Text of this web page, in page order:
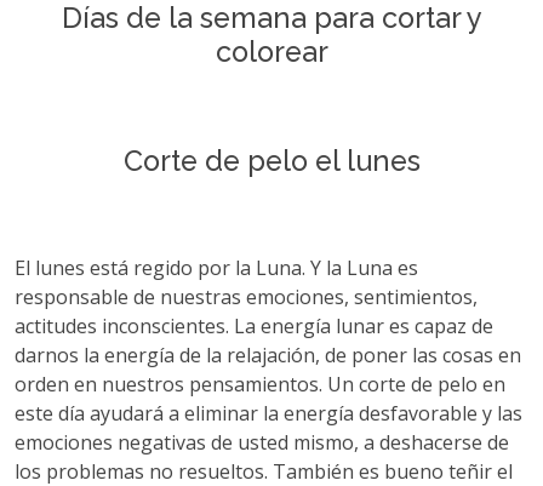
Días de la semana para cortar y
colorear
Сorte de pelo el lunes
El lunes está regido por la Luna. Y la Luna es
responsable de nuestras emociones, sentimientos,
actitudes inconscientes. La energía lunar es capaz de
darnos la energía de la relajación, de poner las cosas en
orden en nuestros pensamientos. Un corte de pelo en
este día ayudará a eliminar la energía desfavorable y las
emociones negativas de usted mismo, a deshacerse de
los problemas no resueltos. También es bueno teñir el